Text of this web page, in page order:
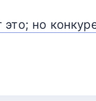
но